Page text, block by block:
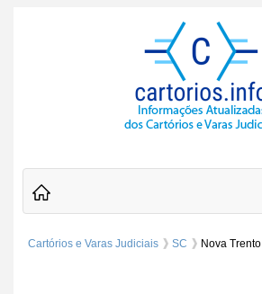
Cartórios e Varas Judiciais SC Nova Trento